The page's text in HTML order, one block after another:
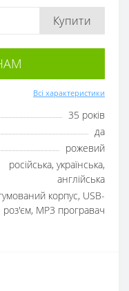
Купити
Всі характеристики
35 років
да
рожевий
російська, українська,
англійська
корпус, USB-
роз'єм, МР3 програвач